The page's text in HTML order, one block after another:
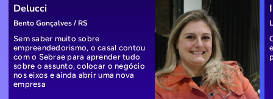
Delucci
Bento Gonçalves / RS
Sem saber muito sobre
empreendedorismo, o casal contou
com o Sebrae para aprender tudo
sobre o assunto, colocar o negócio
nos eixos e ainda abrir uma nova
empresa